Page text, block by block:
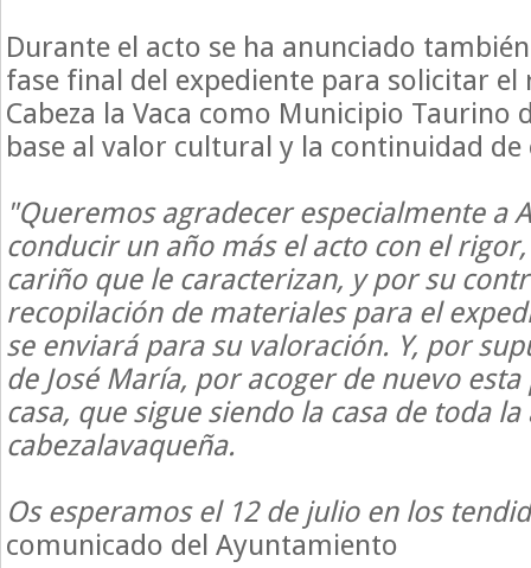
Durante el acto se ha anunciado
fase final del expediente para solicitar
Cabeza la Vaca como Municipio Taurino
base al valor cultural y la continuidad
"Queremos agradecer especialmente a
conducir un año más el acto con el
cariño que le caracterizan, y por su
recopilación de materiales para el
se enviará para su valoración. Y, por
de José María, por acoger de nuevo
casa, que sigue siendo la casa de toda
cabezalavaqueña.
Os esperamos el 12 de julio en los
comunicado del Ayuntamiento